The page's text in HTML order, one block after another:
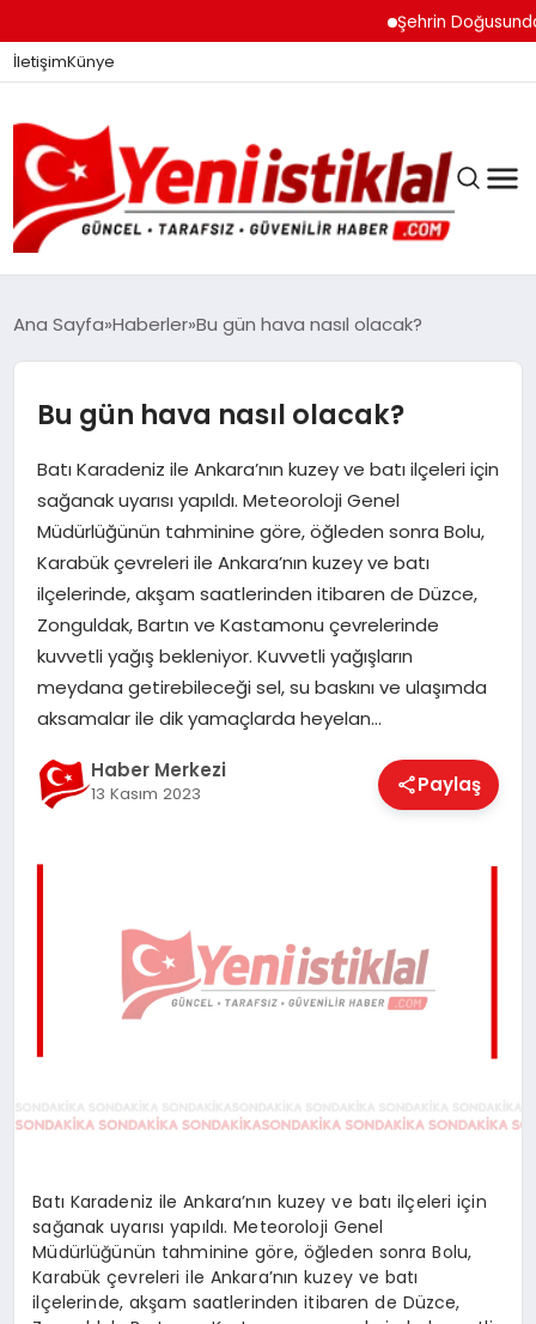
Şehrin
İletişimKünye
DÜNYA
EĞITIM
EKONOMI
TEKNOLOJI
Ana Sayfa Haberler Bu gün hava nasıl olacak?
Bu gün hava nasıl olacak?
Batı Karadeniz ile Ankara’nın kuzey ve batı ilçeleri için
sağanak uyarısı yapıldı. Meteoroloji Genel
Müdürlüğünün tahminine göre, öğleden sonra Bolu,
Karabük çevreleri ile Ankara’nın kuzey ve batı
ilçelerinde, akşam saatlerinden itibaren de Düzce,
Zonguldak, Bartın ve Kastamonu çevrelerinde
kuvvetli yağış bekleniyor. Kuvvetli yağışların
meydana getirebileceği sel, su baskını ve ulaşımda
aksamalar ile dik yamaçlarda heyelan…
Haber Merkezi
13 Kasım 2023 Paylaş
Batı Karadeniz ile Ankara’nın kuzey ve batı ilçeleri için
sağanak uyarısı yapıldı. Meteoroloji Genel
Müdürlüğünün tahminine göre, öğleden sonra Bolu,
Karabük çevreleri ile Ankara’nın kuzey ve batı
ilçelerinde, akşam saatlerinden itibaren de Düzce,